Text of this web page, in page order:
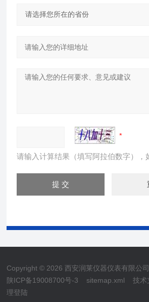
请输入计算结果（填写阿拉伯数字），
Copyright © 2026 西安润莱仪器仪表有限公
陕ICP备19008700号-3
sitemap.xml 技术
理登陆